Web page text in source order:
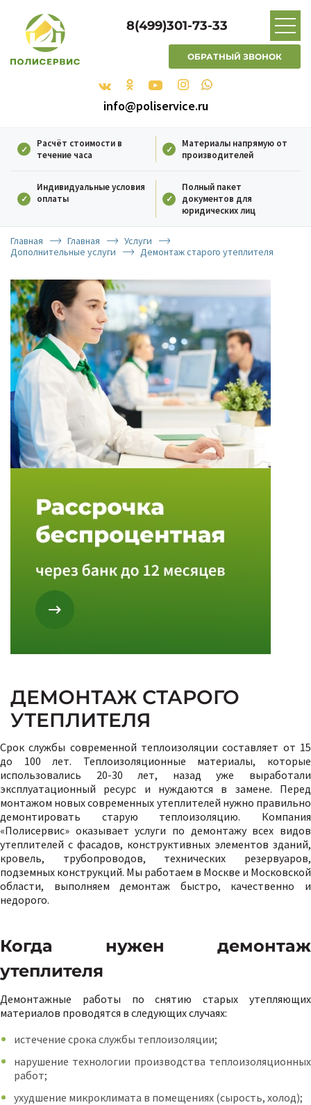
8(499)301-73-33
ОБРАТНЫЙ ЗВОНОК
info@poliservice.ru
Расчёт стоимости в
течение часа
Материалы напрямую от
производителей
Индивидуальные условия
оплаты
Полный пакет
документов для
юридических лиц
Главная Главная
Услуги
Дополнительные услуги
Демонтаж старого утеплителя
ДЕМОНТАЖ СТАРОГО
УТЕПЛИТЕЛЯ
Срок службы современной теплоизоляции составляет от 15
до 100 лет. Теплоизоляционные материалы, которые
использовались 20-30 лет, назад уже выработали
эксплуатационный ресурс и нуждаются в замене. Перед
монтажом новых современных утеплителей нужно правильно
демонтировать старую теплоизоляцию. Компания
«Полисервис» оказывает услуги по демонтажу всех видов
утеплителей с фасадов, конструктивных элементов зданий,
кровель, трубопроводов, технических резервуаров,
подземных конструкций. Мы работаем в Москве и Московской
области, выполняем демонтаж быстро, качественно и
недорого.
Когда нужен демонтаж
утеплителя
Демонтажные работы по снятию старых утепляющих
материалов проводятся в следующих случаях:
истечение срока службы теплоизоляции;
нарушение технологии производства теплоизоляционных
работ;
ухудшение микроклимата в помещениях (сырость, холод);